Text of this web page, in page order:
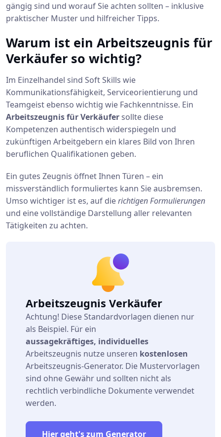
gängig sind und worauf Sie achten sollten – inklusive
praktischer Muster und hilfreicher Tipps.
Warum ist ein Arbeitszeugnis für
Verkäufer so wichtig?
Im Einzelhandel sind Soft Skills wie
Kommunikationsfähigkeit, Serviceorientierung und
Teamgeist ebenso wichtig wie Fachkenntnisse. Ein
Arbeitszeugnis für Verkäufersollte diese
Kompetenzen authentisch widerspiegeln und
zukünftigen Arbeitgebern ein klares Bild von Ihren
beruflichen Qualifikationen geben.
Ein gutes Zeugnis öffnet Ihnen Türen – ein
missverständlich formuliertes kann Sie ausbremsen.
Umso wichtiger ist es, auf dierichtigen Formulierungen
und eine vollständige Darstellung aller relevanten
Tätigkeiten zu achten.
Arbeitszeugnis Verkäufer
Achtung! Diese Standardvorlagen dienen nur
als Beispiel. Für ein
aussagekräftiges, individuelles
Arbeitszeugnis nutze unseren kostenlosen
Arbeitszeugnis-Generator. Die Mustervorlagen
sind ohne Gewähr und sollten nicht als
rechtlich verbindliche Dokumente verwendet
werden.
Hier geht's zum Generator